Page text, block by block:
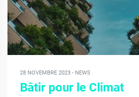
28 NOVEMBRE 2023 - NEWS
Bâtir pour le Climat